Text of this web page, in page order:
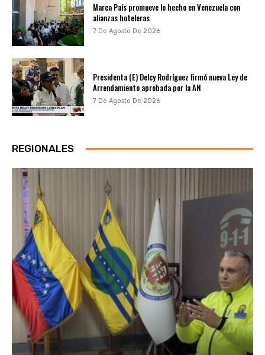
Marca País promueve lo hecho en Venezuela con
alianzas hoteleras
7 De Agosto De 2026
Presidenta (E) Delcy Rodríguez firmó nueva Ley de
Arrendamiento aprobada por la AN
7 De Agosto De 2026
REGIONALES